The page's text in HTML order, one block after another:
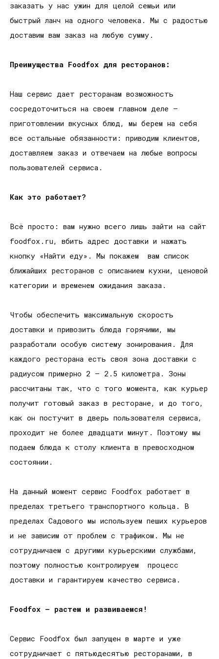
заказать у нас ужин для целой семьи или
быстрый ланч на одного человека. Мы с радостью
доставим вам заказ на любую сумму.
Преимущества Foodfox для ресторанов:
Наш сервис дает ресторанам возможность
сосредоточиться на своем главном деле –
приготовлении вкусных блюд, мы берем на себя
все остальные обязанности: приводим клиентов,
доставляем заказ и отвечаем на любые вопросы
пользователей сервиса.
Как это работает?
Всё просто: вам нужно всего лишь зайти на сайт
foodfox.ru, вбить адрес доставки и нажать
кнопку «Найти еду». Мы покажем вам список
ближайших ресторанов с описанием кухни, ценовой
категории и временем ожидания заказа.
Чтобы обеспечить максимальную скорость
доставки и привозить блюда горячими, мы
разработали особую систему зонирования. Для
каждого ресторана есть своя зона доставки с
радиусом примерно 2 – 2.5 километра. Зоны
рассчитаны так, что с того момента, как курьер
получит готовый заказ в ресторане, и до того,
как он постучит в дверь пользователя сервиса,
проходит не более двадцати минут. Поэтому мы
подаем блюда к столу клиента в превосходном
состоянии.
На данный момент сервис Foodfox работает в
пределах третьего транспортного кольца. В
пределах Садового мы используем пеших курьеров
и не зависим от проблем с трафиком. Мы не
сотрудничаем с другими курьерскими службами,
поэтому полностью контролируем процесс
доставки и гарантируем качество сервиса.
Foodfox – растем и развиваемся!
Сервис Foodfox был запущен в марте и уже
сотрудничает с пятьюдесятью ресторанами, в